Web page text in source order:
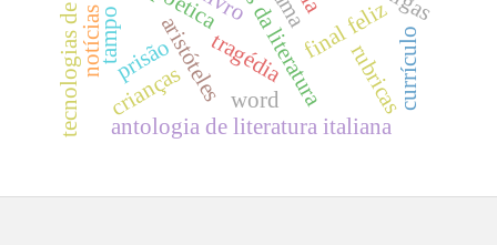
antologia de literatura italiana
aristóteles final feliz
tragédia
prisão
tampo
notícias
word rubricas
crianças currículo